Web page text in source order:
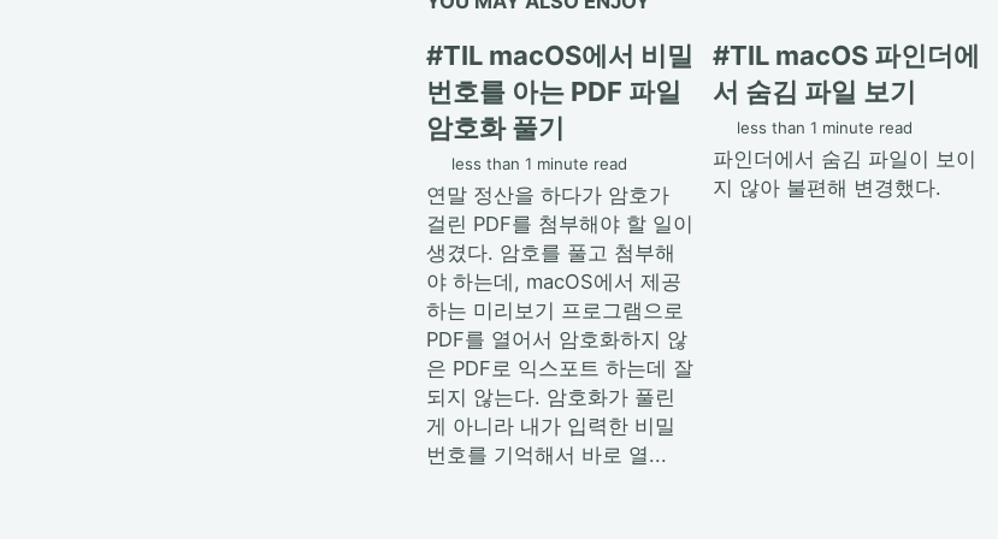
#TIL macOS에서 비밀
번호를 아는 PDF 파일
암호화 풀기
less than 1 minute read
연말 정산을 하다가 암호가
걸린 PDF를 첨부해야 할 일이
생겼다. 암호를 풀고 첨부해
야 하는데, macOS에서 제공
하는 미리보기 프로그램으로
PDF를 열어서 암호화하지 않
은 PDF로 익스포트 하는데 잘
되지 않는다. 암호화가 풀린
게 아니라 내가 입력한 비밀
번호를 기억해서 바로 열...
#TIL macOS 파인더에
서 숨김 파일 보기
less than 1 minute read
파인더에서 숨김 파일이 보이
지 않아 불편해 변경했다.